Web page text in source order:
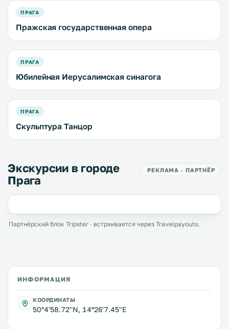
ПРАГА
Пражская государственная опера
ПРАГА
Юбилейная Иерусалимская синагога
ПРАГА
Скульптура Танцор
Экскурсии в городе
Прага
РЕКЛАМА · ПАРТНЁР
Партнёрский блок Tripster · встраивается через Travelpayouts.
ИНФОРМАЦИЯ
КООРДИНАТЫ
50°4'58.72''N, 14°26'7.45''E